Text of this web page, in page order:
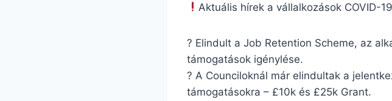
Aktuális hírek a vállalkozások COVID-
? Elindult a Job Retention Scheme, az
támogatások igénylése.
? A Counciloknál már elindultak a
támogatásokra – £10k és £25k Grant.